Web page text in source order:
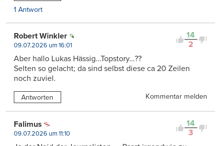
1 Antwort
14
2
Robert Winkler
09.07.2026 um 16:01
Aber hallo Lukas Hässig…Topstory…??
Selten so gelacht; da sind selbst diese ca 20 Zeilen
noch zuviel.
Antworten Kommentar melden
14
3
Falimus
09.07.2026 um 11:10